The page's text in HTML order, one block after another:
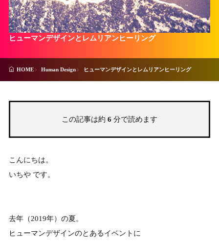
ヒューマンデザインとレムリアンヒーリング
HOME Human Design ヒューマンデザインとレムリアンヒーリング
この記事は約 6 分で読めます
こんにちは。
いちや です。
去年（2019年）の夏。
ヒューマンデザインのとあるイベントに